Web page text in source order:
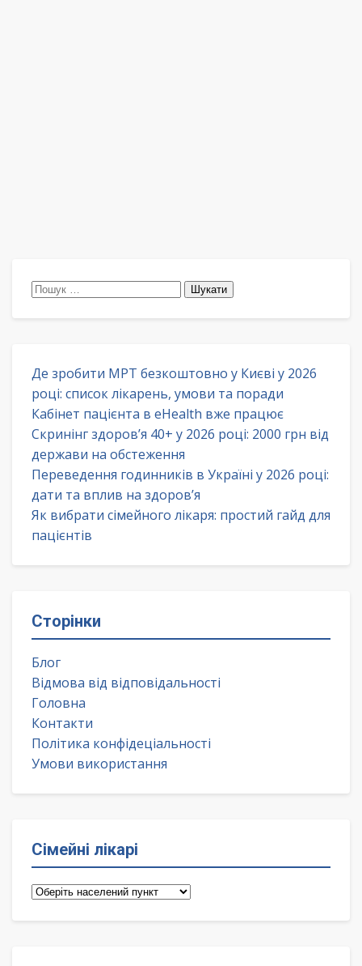
Пошук:
Де зробити МРТ безкоштовно у Києві у 2026
році: список лікарень, умови та поради
Кабінет пацієнта в eHealth вже працює
Скринінг здоров’я 40+ у 2026 році: 2000 грн від
держави на обстеження
Переведення годинників в Україні у 2026 році:
дати та вплив на здоров’я
Як вибрати сімейного лікаря: простий гайд для
пацієнтів
Сторінки
Блог
Відмова від відповідальності
Головна
Контакти
Політика конфідеціальності
Умови використання
Сімейні лікарі
Сімейні